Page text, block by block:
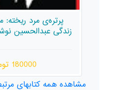
پرتره‌ی مرد ریخته:
زندگی عبدالحسین
180000 تومان
مشاهده همه کتابهای